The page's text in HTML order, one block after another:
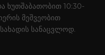
ხუთშაბათობით 10:30-
მეშვეობით
სანაცვლოდ.